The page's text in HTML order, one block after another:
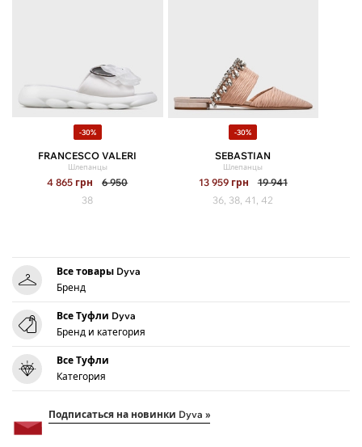
-30%
FRANCESCO VALERI
Шлепанцы
4 865 грн
6 950
38
-30%
SEBASTIAN
Шлепанцы
13 959 грн
19 941
36, 38, 41, 42
Все товары Dyva
Бренд
Все Туфли Dyva
Бренд и категория
Все Туфли
Категория
Подписаться на новинки Dyva »